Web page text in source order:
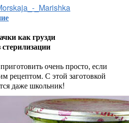
_Marishka
как грузди
стерилизации
приготовить очень просто, если
рецептом. С этой заготовкой
даже школьник!